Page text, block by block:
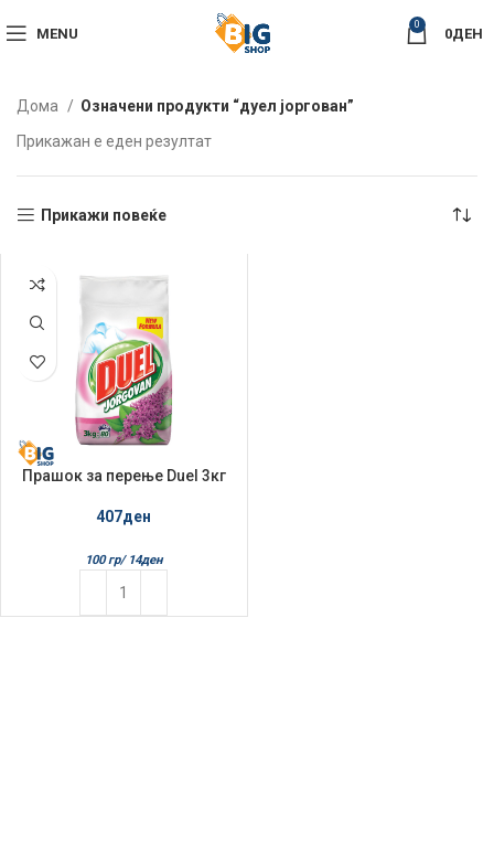
MENU
0
0ДЕН
Дома
Означени продукти “дуел јоргован”
Прикажан е еден резултат
Прикажи повеќе
Прашок за перење Duel 3кг
407ден
100 гр/ 14ден